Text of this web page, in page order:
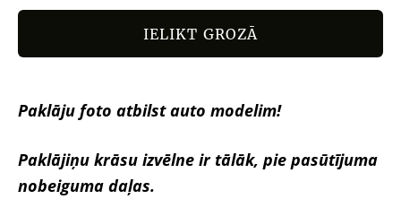
IELIKT GROZĀ
Paklāju foto atbilst auto modelim!
Paklājiņu krāsu izvēlne ir tālāk, pie pasūtījuma
nobeiguma daļas.